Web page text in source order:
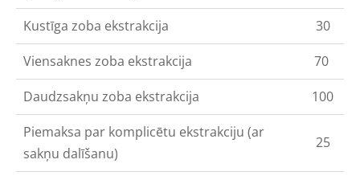
Kustīga zoba ekstrakcija
30
Viensaknes zoba ekstrakcija
70
Daudzsakņu zoba ekstrakcija
100
Piemaksa par komplicētu ekstrakciju (ar
sakņu dalīšanu)
25